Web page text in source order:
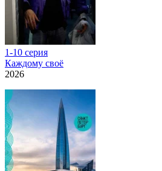
1-10 серия
Каждому своё
2026